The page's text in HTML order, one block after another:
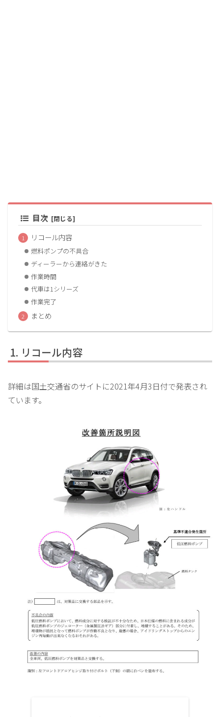
目次
リコール内容
燃料ポンプの不具合
ディーラーから連絡がきた
作業時間
代車は1シリーズ
作業完了
まとめ
リコール内容
詳細は国土交通省のサイトに2021年4月3日付で発表され
ています。